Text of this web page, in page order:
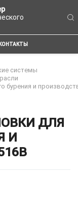
КОНТАКТЫ
системы
бурения и
ДЛЯ
И